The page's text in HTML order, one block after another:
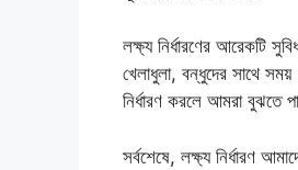
লক্ষ্য নির্ধারণের আরেকটি
খেলাধুলা, বন্ধুদের সাথে
নির্ধারণ করলে আমরা বুঝতে
সর্বশেষে, লক্ষ্য নির্ধারণ